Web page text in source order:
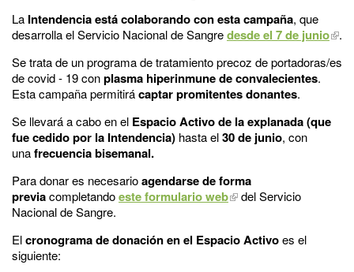
La Intendencia está colaborando con esta campaña, que
desarrolla el Servicio Nacional de Sangredesde el 7 de junio
.
Se trata de un programa de tratamiento precoz de portadoras/es
de covid - 19 conplasma hiperinmune de convalecientes.
Esta campaña permitirácaptar promitentes donantes.
Se llevará a cabo en el Espacio Activo de la explanada (que
fue cedido por la Intendencia) hasta el30 de junio, con
unafrecuencia bisemanal.
Para donar es necesarioagendarse de forma
previacompletandoeste formulario web
del Servicio
Nacional de Sangre.
Elcronogramade donación en el Espacio Activoes el
siguiente: